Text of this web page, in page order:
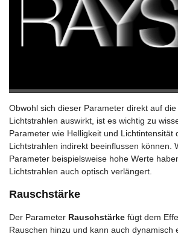
Obwohl sich dieser Parameter direkt auf
Lichtstrahlen auswirkt, ist es wichtig zu
Parameter wie Helligkeit und Lichtintensität
Lichtstrahlen indirekt beeinflussen können.
Parameter beispielsweise hohe Werte
Lichtstrahlen auch optisch verlängert.
Rauschstärke
Der Parameter Rauschstärke fügt dem
Rauschen hinzu und kann auch dynamisch